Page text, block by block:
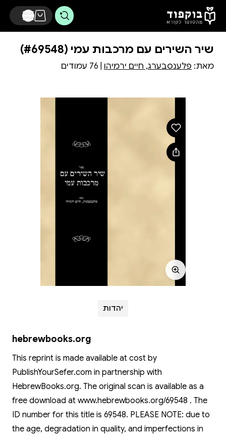
דלג לתוכן הראשי
שיר השירים עם מרכבות עמי (#69548)
מאת: פלענסבערג, חיים ירמיהו
יהדות
hebrewbooks.org
This reprint is made available at cost by
PublishYourSefer.com in partnership with
HebrewBooks.org. The original scan is available as a
free download at www.hebrewbooks.org/69548 . The
ID number for this title is 69548. PLEASE NOTE: due to
the age, degradation in quality, and imperfections in